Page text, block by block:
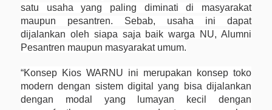
satu usaha yang paling diminati di masyarakat
maupun pesantren. Sebab, usaha ini dapat
dijalankan oleh siapa saja baik warga NU, Alumni
Pesantren maupun masyarakat umum.
“Konsep Kios WARNU ini merupakan konsep toko
modern dengan sistem digital yang bisa dijalankan
dengan modal yang lumayan kecil dengan